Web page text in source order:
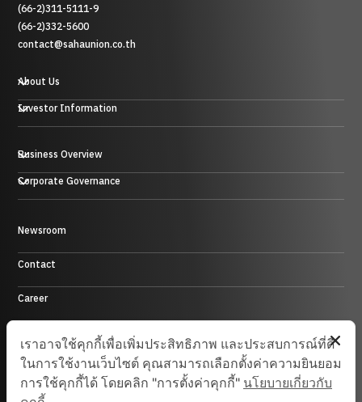
(66-2)311-5111-9
(66-2)332-5600
contact@sahaunion.co.th
About Us
Investor Information
Business Overview
Plastic, Rubber and Metal Business
Trading Business
Energy Business
Corporate Governance
Control Environment
Newsroom
Contact
Career
เราอาจใช้คุกกี้เพื่อเพิ่มประสิทธิภาพ และประสบการณ์ที่ดี
ในการใช้งานเว็บไซต์ คุณสามารถเลือกตั้งค่าความยินยอม
การใช้คุกกี้ได้ โดยคลิก "การตั้งค่าคุกกี้" นโยบายเกี่ยวกับ